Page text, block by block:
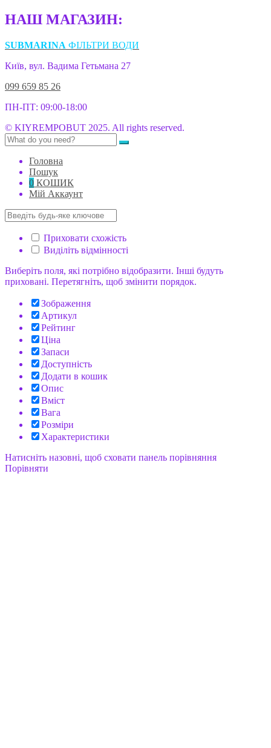
НАШ МАГАЗИН:
SUBMARINA ФІЛЬТРИ ВОДИ
Київ, вул. Вадима Гетьмана 27
099 659 85 26
ПН-ПТ: 09:00-18:00
© KIYREMPOBUT 2025. All rights reserved.
Головна
Пошук
0 КОШИК
Мій Аккаунт
Приховати схожість
Виділіть відмінності
Виберіть поля, які потрібно відобразити. Інші будуть
приховані. Перетягніть, щоб змінити порядок.
Зображення
Артикул
Рейтинг
Ціна
Запаси
Доступність
Додати в кошик
Опис
Вміст
Вага
Розміри
Характеристики
Натисніть назовні, щоб сховати панель порівняння
Порівняти